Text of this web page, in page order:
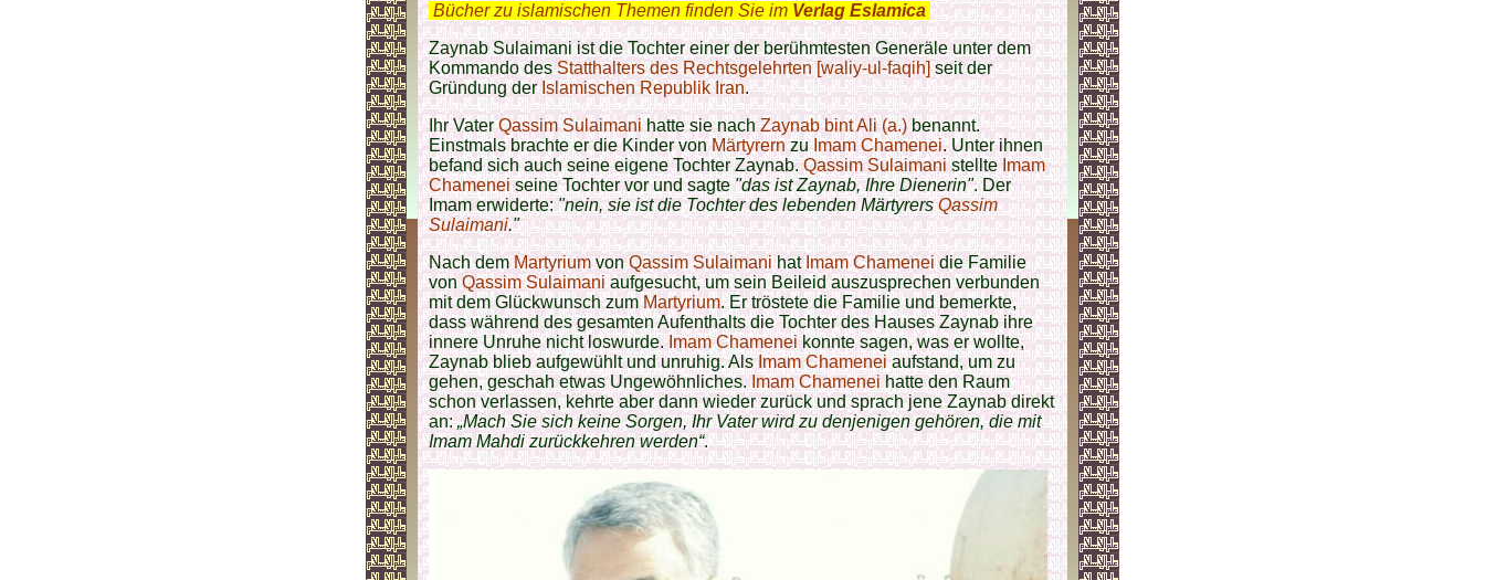
Bücher zu islamischen Themen finden Sie im Verlag Eslamica
Zaynab Sulaimani ist die Tochter einer der berühmtesten Generäle unter dem
Kommando desStatthalters des Rechtsgelehrten [waliy-ul-faqih]seit der
Gründung derIslamischen Republik Iran.
Ihr VaterQassim Sulaimanihatte sie nachZaynab bint Ali (a.)benannt.
Einstmals brachte er die Kinder vonMärtyrernzuImam Chamenei. Unter ihnen
befand sich auch seine eigene Tochter Zaynab.Qassim SulaimanistellteImam
Chameneiseine Tochter vor und sagte"das ist Zaynab, Ihre Dienerin". Der
Imam erwiderte: "nein, sie ist die Tochter des lebenden MärtyrersQassim
Sulaimani."
Nach demMartyriumvonQassim SulaimanihatImam Chameneidie Familie
vonQassim Sulaimaniaufgesucht, um sein Beileid auszusprechen verbunden
mit dem Glückwunsch zumMartyrium. Er tröstete die Familie und bemerkte,
dass während des gesamten Aufenthalts die Tochter des Hauses Zaynab ihre
innere Unruhe nicht loswurde.Imam Chameneikonnte sagen, was er wollte,
Zaynab blieb aufgewühlt und unruhig. AlsImam Chameneiaufstand, um zu
gehen, geschah etwas Ungewöhnliches.Imam Chamenei hatte den Raum
schon verlassen, kehrte aber dann wieder zurück und sprach jene Zaynab direkt
an:„Mach Sie sich keine Sorgen, Ihr Vater wird zu denjenigen gehören, die mit
Imam Mahdi zurückkehren werden“.